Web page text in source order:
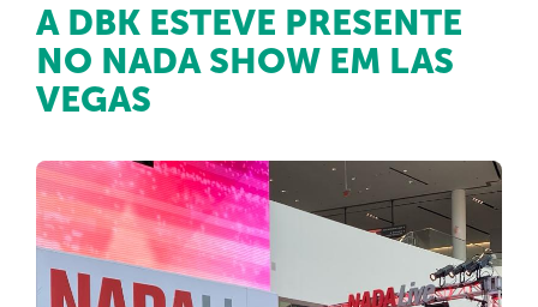
A DBK ESTEVE PRESENTE
NO NADA SHOW EM LAS
VEGAS